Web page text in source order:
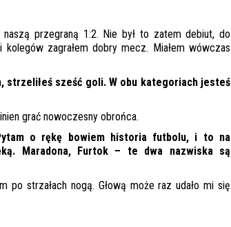
naszą przegraną 1:2. Nie był to zatem debiut, do
zagrałem dobry mecz. Miałem wówczas
strzeliłeś sześć goli. W obu kategoriach jesteś
grać nowoczesny obrońca.
o rękę bowiem historia futbolu, i to na
Maradona, Furtok – te dwa nazwiska są
po strzałach nogą. Głową może raz udało mi się